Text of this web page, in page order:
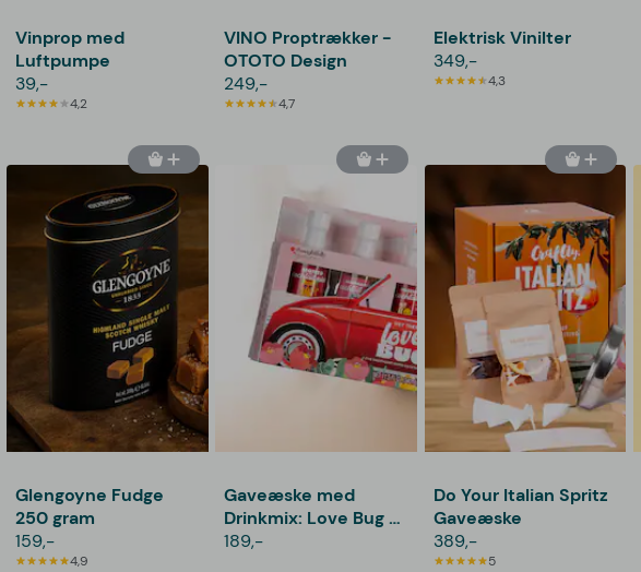
Vinprop med
Luftpumpe
39,-
4,2
VINO Proptrækker -
OTOTO Design
249,-
4,7
Elektrisk Vinilter
349,-
4,3
Glengoyne Fudge
250 gram
159,-
4,9
Gaveæske med
Drinkmix: Love Bug -
Thoughtfully
189,-
Do Your Italian Spritz
Gaveæske
389,-
5